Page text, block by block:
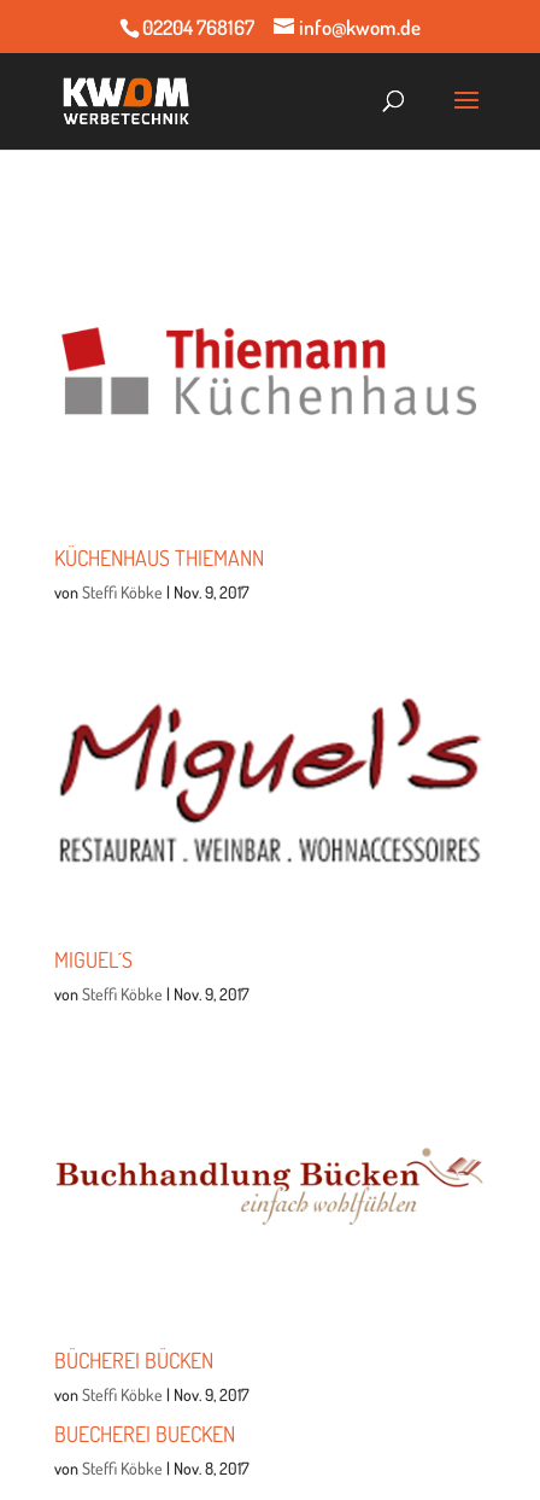
02204 768167 info@kwom.de
KÜCHEN­HAUS THIEMANN
vonSteffi Köbke | Nov. 9, 2017
MIGUEL´S
vonSteffi Köbke | Nov. 9, 2017
BÜCHE­REI BÜCKEN
vonSteffi Köbke | Nov. 9, 2017
BUE­CHE­REI BUECKEN
vonSteffi Köbke | Nov. 8, 2017